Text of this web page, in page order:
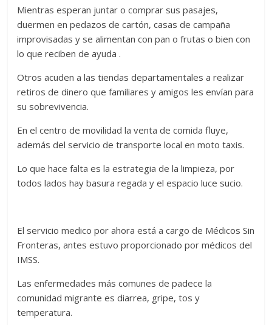
Mientras esperan juntar o comprar sus pasajes,
duermen en pedazos de cartón, casas de campaña
improvisadas y se alimentan con pan o frutas o bien con
lo que reciben de ayuda .
Otros acuden a las tiendas departamentales a realizar
retiros de dinero que familiares y amigos les envían para
su sobrevivencia.
En el centro de movilidad la venta de comida fluye,
además del servicio de transporte local en moto taxis.
Lo que hace falta es la estrategia de la limpieza, por
todos lados hay basura regada y el espacio luce sucio.
El servicio medico por ahora está a cargo de Médicos Sin
Fronteras, antes estuvo proporcionado por médicos del
IMSS.
Las enfermedades más comunes de padece la
comunidad migrante es diarrea, gripe, tos y
temperatura.